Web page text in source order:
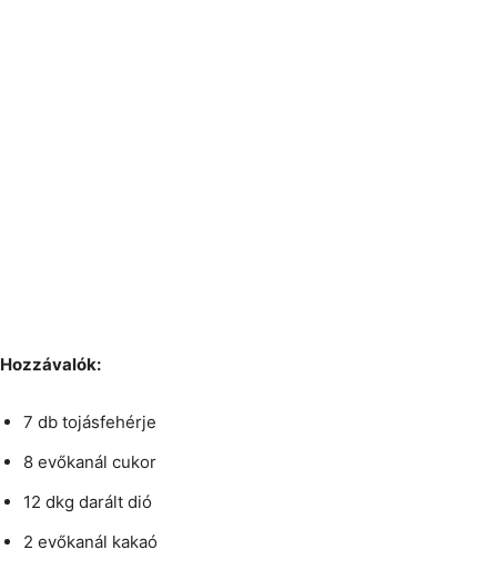
Hozzávalók:
7 db tojásfehérje
8 evőkanál cukor
12 dkg darált dió
2 evőkanál kakaó